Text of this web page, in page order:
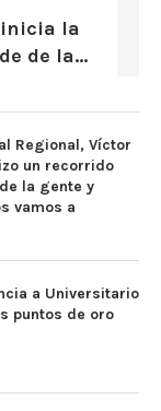
inicia la
de la...
Regional, Víctor
un recorrido
la gente y
vamos a
a Universitario
puntos de oro